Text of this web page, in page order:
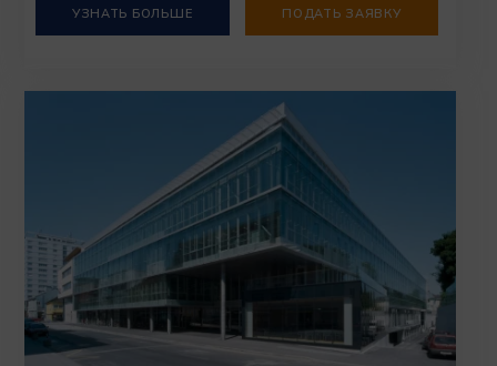
УЗНАТЬ БОЛЬШЕ ПОДАТЬ ЗАЯВКУ